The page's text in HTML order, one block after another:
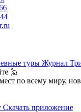
туры Журнал
🙋
по всему миру,
Скачать приложение